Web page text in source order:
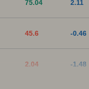
75.04 2.11
45.6 -0.46
2.04 -1.48